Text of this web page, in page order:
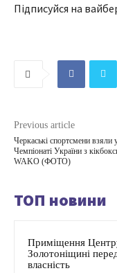
Підписуйся на
Previous article
Черкаські спортсмени взяли
Чемпіонаті України з
WAKO (ФОТО)
ТОП новини
Приміщення
Золотоніщині
власність